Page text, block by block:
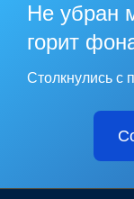
Не убран
горит
Столкнулись с